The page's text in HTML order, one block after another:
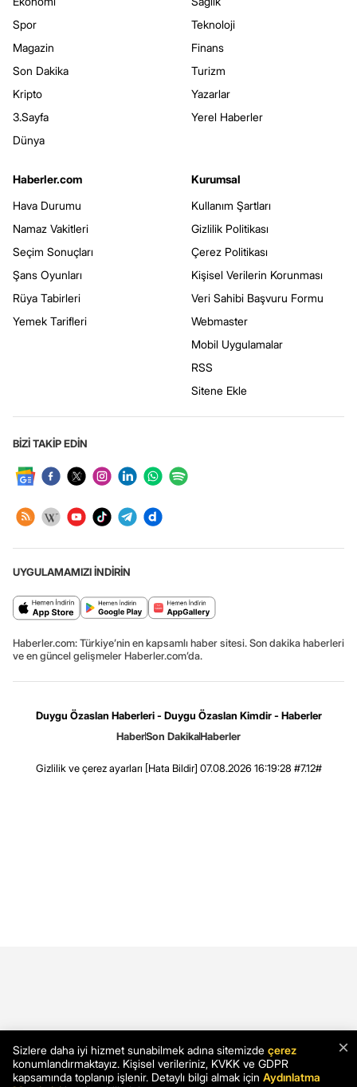
Spor
Magazin
Son Dakika
Kripto
3.Sayfa
Dünya
Teknoloji
Finans
Turizm
Yazarlar
Yerel Haberler
Haberler.com
Hava Durumu
Namaz Vakitleri
Seçim Sonuçları
Şans Oyunları
Rüya Tabirleri
Yemek Tarifleri
Kurumsal
Kullanım Şartları
Gizlilik Politikası
Çerez Politikası
Kişisel Verilerin Korunması
Veri Sahibi Başvuru Formu
Webmaster
Mobil Uygulamalar
RSS
Sitene Ekle
BİZİ TAKİP EDİN
UYGULAMAMIZI İNDİRİN
Haberler.com: Türkiye’nin en kapsamlı haber sitesi. Son dakika haberleri
ve en güncel gelişmeler Haberler.com’da.
Duygu Özaslan Haberleri - Duygu Özaslan Kimdir - Haberler
HaberSon DakikaHaberler
Gizlilik ve çerez ayarları [Hata Bildir] 07.08.2026 16:19:28 #7.12#
×
Sizlere daha iyi hizmet sunabilmek adına sitemizde çerez
konumlandırmaktayız. Kişisel verileriniz, KVKK ve GDPR
kapsamında toplanıp işlenir. Detaylı bilgi almak için Aydınlatma